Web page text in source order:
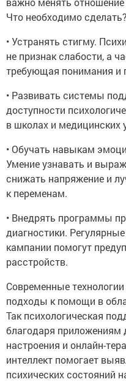
Что необходимо сделать?
• Устранять стигму.
не признак слабости, а
требующая понимания и
• Развивать системы
доступности
в школах и медицинских
• Обучать навыкам
Умение узнавать и
снижать напряжение и
к переменам.
• Внедрять программы
диагностики.
кампании помогут
расстройств.
Современные
подходы к помощи в
Так психологическая
благодаря приложениям
настроения и онлайн-
интеллект помогает
психических состояний